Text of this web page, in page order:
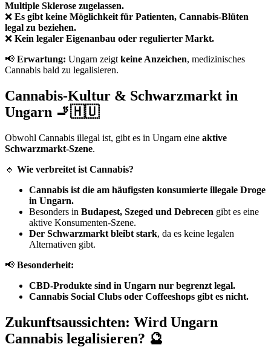
Multiple Sklerose zugelassen.
❌ Es gibt keine Möglichkeit für Patienten, Cannabis-Blüten
legal zu beziehen.
❌ Kein legaler Eigenanbau oder regulierter Markt.
📢 Erwartung: Ungarn zeigt keine Anzeichen, medizinisches
Cannabis bald zu legalisieren.
Cannabis-Kultur & Schwarzmarkt in
Ungarn 🚬🇭🇺
Obwohl Cannabis illegal ist, gibt es in Ungarn eine aktive
Schwarzmarkt-Szene.
🔹 Wie verbreitet ist Cannabis?
Cannabis ist die am häufigsten konsumierte illegale Droge
in Ungarn.
Besonders in Budapest, Szeged und Debrecen gibt es eine
aktive Konsumenten-Szene.
Der Schwarzmarkt bleibt stark, da es keine legalen
Alternativen gibt.
📢 Besonderheit:
CBD-Produkte sind in Ungarn nur begrenzt legal.
Cannabis Social Clubs oder Coffeeshops gibt es nicht.
Zukunftsaussichten: Wird Ungarn
Cannabis legalisieren? 🔮